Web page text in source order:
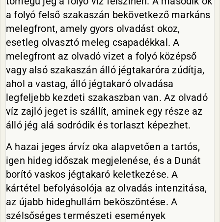
a folyó felső szakaszán bekövetkező markáns
melegfront, amely gyors olvadást okoz,
esetleg olvasztó meleg csapadékkal. A
melegfront az olvadó vizet a folyó középső
vagy alsó szakaszán álló jégtakaróra zúdítja,
ahol a vastag, álló jégtakaró olvadása
legfeljebb kezdeti szakaszban van. Az olvadó
víz zajló jeget is szállít, aminek egy része az
álló jég alá sodródik és torlaszt képezhet.
A hazai jeges árvíz oka alapvetően a tartós,
igen hideg időszak megjelenése, és a Dunát
borító vaskos jégtakaró keletkezése. A
kártétel befolyásolója az olvadás intenzitása,
az újabb hideghullám beköszöntése. A
szélsőséges természeti események